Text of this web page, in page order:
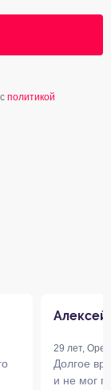
политикой
Алексей
29 лет,
Долгое
и не мог